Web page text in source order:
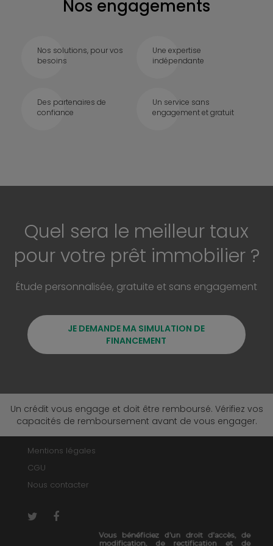
Nos engagements
Nos solutions, pour vos
besoins
Une expertise
indépendante
Des partenaires de
confiance
Un service sans
engagement et gratuit
Quel sera le meilleur taux
pour votre prêt immobilier ?
Étude personnalisée, gratuite et sans engagement
JE DEMANDE MA SIMULATION DE
FINANCEMENT
Un crédit vous engage et doit être remboursé. Vérifiez vos
capacités de remboursement avant de vous engager.
Mentions légales
CGU
Nous contacter